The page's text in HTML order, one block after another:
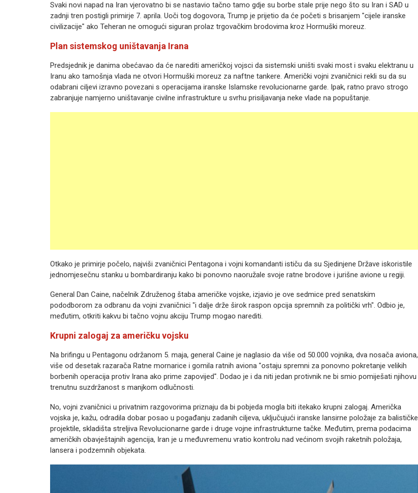
Svaki novi napad na Iran vjerovatno bi se nastavio tačno tamo gdje su borbe stale prije nego što su Iran i SAD u
zadnji tren postigli primirje 7. aprila. Uoči tog dogovora, Trump je prijetio da će početi s brisanjem "cijele iranske
civilizacije" ako Teheran ne omogući siguran prolaz trgovačkim brodovima kroz Hormuški moreuz.
Plan sistemskog uništavanja Irana
Predsjednik je danima obećavao da će narediti američkoj vojsci da sistemski uništi svaki most i svaku elektranu u
Iranu ako tamošnja vlada ne otvori Hormuški moreuz za naftne tankere. Američki vojni zvaničnici rekli su da su
odabrani ciljevi izravno povezani s operacijama iranske Islamske revolucionarne garde. Ipak, ratno pravo strogo
zabranjuje namjerno uništavanje civilne infrastrukture u svrhu prisiljavanja neke vlade na popuštanje.
Otkako je primirje počelo, najviši zvaničnici Pentagona i vojni komandanti ističu da su Sjedinjene Države iskoristile
jednomjesečnu stanku u bombardiranju kako bi ponovno naoružale svoje ratne brodove i jurišne avione u regiji.
General Dan Caine, načelnik Združenog štaba američke vojske, izjavio je ove sedmice pred senatskim
pododborom za odbranu da vojni zvaničnici "i dalje drže širok raspon opcija spremnih za politički vrh". Odbio je,
međutim, otkriti kakvu bi tačno vojnu akciju Trump mogao narediti.
Krupni zalogaj za američku vojsku
Na brifingu u Pentagonu održanom 5. maja, general Caine je naglasio da više od 50.000 vojnika, dva nosača aviona,
više od desetak razarača Ratne mornarice i gomila ratnih aviona "ostaju spremni za ponovno pokretanje velikih
borbenih operacija protiv Irana ako prime zapovijed". Dodao je i da niti jedan protivnik ne bi smio pomiješati njihovu
trenutnu suzdržanost s manjkom odlučnosti.
No, vojni zvaničnici u privatnim razgovorima priznaju da bi pobjeda mogla biti itekako krupni zalogaj. Američka
vojska je, kažu, odradila dobar posao u pogađanju zadanih ciljeva, uključujući iranske lansirne položaje za balističke
projektile, skladišta streljiva Revolucionarne garde i druge vojne infrastrukturne tačke. Međutim, prema podacima
američkih obavještajnih agencija, Iran je u međuvremenu vratio kontrolu nad većinom svojih raketnih položaja,
lansera i podzemnih objekata.